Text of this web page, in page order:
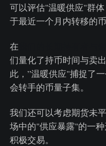
可以评估"温暖供应"群
于最近一个月内转移的币
在
们量化了持币时间与卖
此，”温暖供应"捕捉了
会转手的币量子集。
我们还可以考虑期货未
场中的"供应暴露"的一
积极交易。